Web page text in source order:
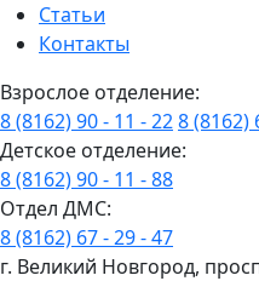
Статьи
Контакты
Взрослое отделение:
8 (8162) 90 - 11 - 228 (8162)
Детское отделение:
8 (8162) 90 - 11 - 88
Отдел ДМС:
8 (8162) 67 - 29 - 47
г. Великий Новгород,